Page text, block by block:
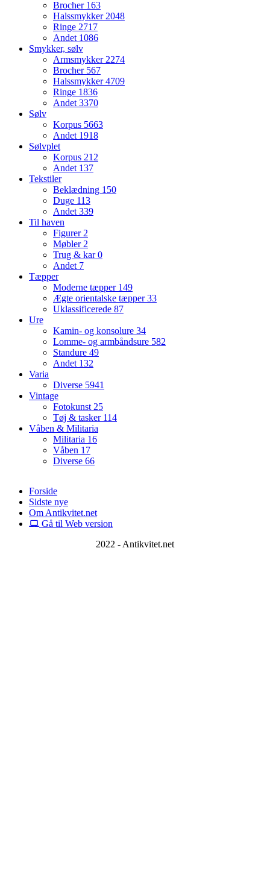
Brocher 163
Halssmykker2048
Ringe 2717
Andet 1086
Smykker, sølv
Armsmykker2274
Brocher 567
Halssmykker4709
Ringe 1836
Andet3370
Sølv
Korpus 5663
Andet 1918
Sølvplet
Korpus 212
Andet 137
Tekstiler
Beklædning 150
Duge 113
Andet339
Til haven
Figurer2
Møbler2
Trug & kar0
Andet 7
Tæpper
Moderne tæpper 149
Ægte orientalske tæpper33
Uklassificerede 87
Ure
Kamin- og konsolure 34
Lomme- og armbåndsure 582
Standure 49
Andet 132
Varia
Diverse 5941
Vintage
Fotokunst25
Tøj & tasker 114
Våben & Militaria
Militaria 16
Våben 17
Diverse 66
Forside
Sidste nye
Om Antikvitet.net
Gå til Web version
2022 - Antikvitet.net